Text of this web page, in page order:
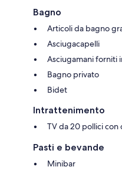
Bagno
Articoli da bagno
Asciugacapelli
Asciugamani forniti
Bagno privato
Bidet
Intrattenimento
TV da 20 pollici
Pasti e bevande
Minibar